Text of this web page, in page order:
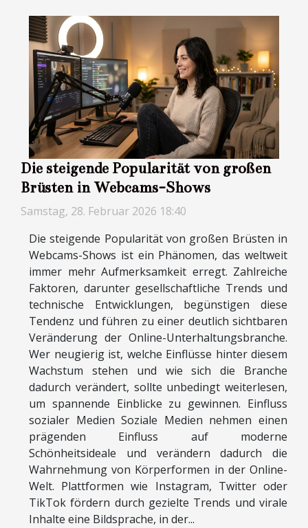
Die steigende Popularität von großen
Brüsten in Webcams-Shows
Samstag, 28. Februar 2026 18:40
Die steigende Popularität von großen Brüsten in
Webcams-Shows ist ein Phänomen, das weltweit
immer mehr Aufmerksamkeit erregt. Zahlreiche
Faktoren, darunter gesellschaftliche Trends und
technische Entwicklungen, begünstigen diese
Tendenz und führen zu einer deutlich sichtbaren
Veränderung der Online-Unterhaltungsbranche.
Wer neugierig ist, welche Einflüsse hinter diesem
Wachstum stehen und wie sich die Branche
dadurch verändert, sollte unbedingt weiterlesen,
um spannende Einblicke zu gewinnen. Einfluss
sozialer Medien Soziale Medien nehmen einen
prägenden Einfluss auf moderne
Schönheitsideale und verändern dadurch die
Wahrnehmung von Körperformen in der Online-
Welt. Plattformen wie Instagram, Twitter oder
TikTok fördern durch gezielte Trends und virale
Inhalte eine Bildsprache, in der...